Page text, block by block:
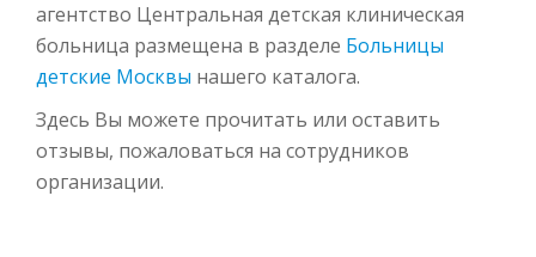
агентство Центральная детская клиническая
больница размещена в разделе Больницы
детские Москвы нашего каталога.
Здесь Вы можете прочитать или оставить
отзывы, пожаловаться на сотрудников
организации.